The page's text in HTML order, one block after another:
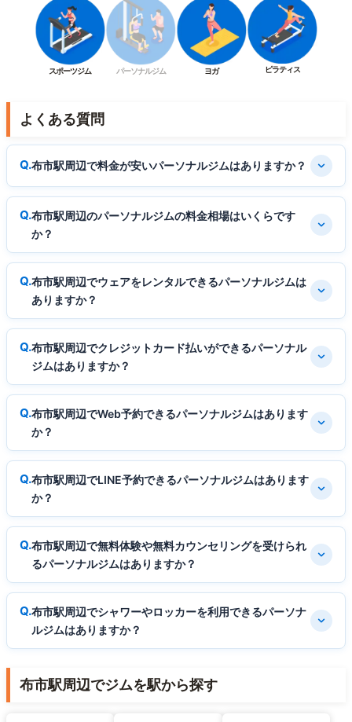
スポーツジム パーソナルジム ヨガ ピラティス
よくある質問
布市駅周辺で料金が安いパーソナルジムはありますか？
布市駅周辺のパーソナルジムの料金相場はいくらです
か？
布市駅周辺でウェアをレンタルできるパーソナルジムは
ありますか？
布市駅周辺でクレジットカード払いができるパーソナル
ジムはありますか？
布市駅周辺でWeb予約できるパーソナルジムはあります
か？
布市駅周辺でLINE予約できるパーソナルジムはあります
か？
布市駅周辺で無料体験や無料カウンセリングを受けられ
るパーソナルジムはありますか？
布市駅周辺でシャワーやロッカーを利用できるパーソナ
ルジムはありますか？
布市駅周辺でジムを駅から探す